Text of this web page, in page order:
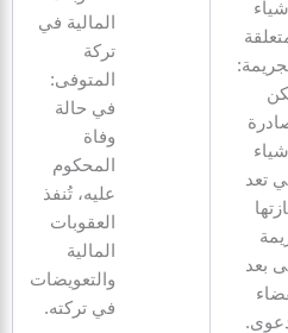
تعد
بعد
المالية في
تركة
المتوفى:
في حالة
وفاة
المحكوم
عليه، تُنفذ
العقوبات
المالية
والتعويضات
في تركته.